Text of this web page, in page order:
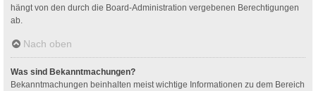
hängt von den durch die Board-Administration vergebenen Berechtigungen
ab.
Nach oben
Was sind Bekanntmachungen?
Bekanntmachungen beinhalten meist wichtige Informationen zu dem Bereich